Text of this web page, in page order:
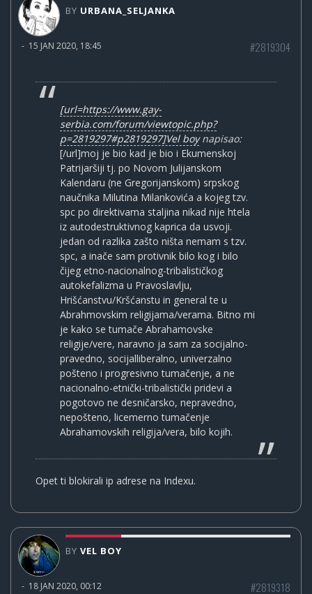
BY URBANA_SELJANKA
- 15 JAN 2020, 18:45 #2819304
[url=https://www.gay-
serbia.com/forum/viewtopic.php?
p=2819297#p2819297]Vel boynapisao:
[/url]moj je bio kad je bio i Ekumenskoj
Patrijaršiji tj. po Novom Julijanskom
Kalendaru (ne Gregorijanskom) srpskog
naučnika Milutina Milankovića a kojeg tzv.
spc po direktivama staljina nikad nije htela
iz autodestruktivnog kaprica da usvoji.
jedan od razlika zašto ništa nemam s tzv.
spc, a inače sam protivnik bilo kog i bilo
čijeg etno-nacionalnog-tribalističkog
autokefalizma u Pravoslavlju,
Hrišćanstvu/Kršćanstu in general te u
Abrahmovskim religijama/verama. Bitno mi
je kako se tumače Abrahamovske
religije/vere, naravno ja sam za socijalno-
pravedno, socijalliberalno, univerzalno
pošteno i progresivno tumačenje, a ne
nacionalno-etnički-tribalistički pridevi a
pogotovo ne desničarsko, nepravedno,
nepošteno, licemerno tumačenje
Abrahamovskih religija/vera, bilo kojih.
Opet ti blokirali ip adrese na Indexu.
BY VEL BOY
- 18 JAN 2020, 00:12 #2819318